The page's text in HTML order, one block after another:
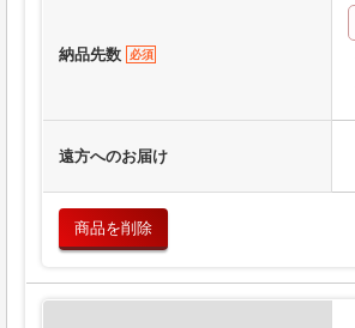
納品先数 必須
遠方へのお届け
商品を削除